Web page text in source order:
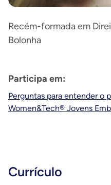
Recém-formada em
Bolonha
Participa em:
Perguntas para entender o
Women&Tech® Jovens
Currículo